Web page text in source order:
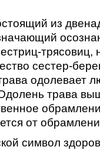
из
сестер-
одолевает
трава
от
символ